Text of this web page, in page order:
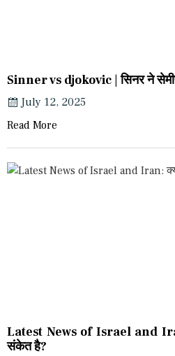
Sinner vs djokovic | सिनर ने
July 12, 2025
Read More
Latest News of Israel and
संकेत है?